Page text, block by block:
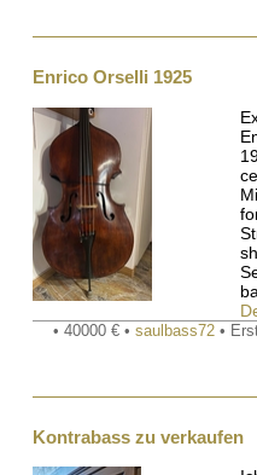
Enrico Orselli 1925
• 40000 € • saulbass72 •
Kontrabass zu verkaufen